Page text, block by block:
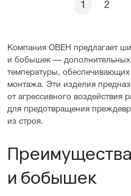
1 2
Компания ОВЕН предлагает
и бобышек — дополнительных
температуры,
монтажа. Эти изделия
от агрессивного воздействия
для предотвращения
из строя.
и бобышек